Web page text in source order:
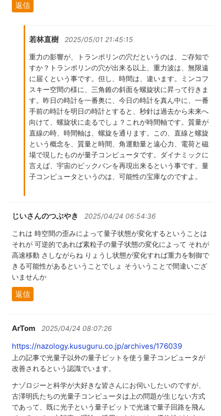
返信
若林直樹 2025/05/01 21:45:15
重力の影響が、トランポリンの穴だというのは、ご存知で
すか？トランポリンの穴が出来る以上、重力波は、無限遠
に届くという事です。但し、時間は、違います。ミンコフ
スキー空間の様に、三角錐の斜面を螺旋状に昇って行きま
す。昨日の時計を一番奥に、今日の時計を真ん中に、一番
手前の時計を明日の時計とすると、秒針は過去から未来へ
向けて、螺旋状に走るでしょ？これが時間軸です。質量が
直線の時、時間軸は、螺旋を通ります。この、直線と螺旋
という概念を、質量と時間、角運動量と遠心力、電荷と磁
場で現したものが量子コンピュータです。ダイナミックに
言えば、宇宙のビックバンを再現出来るという事です。量
子コンピュータというのは、可能性の宝庫なのですよ。
じいさんのつぶやき 2025/04/24 06:54:36
これは 時空間の歪みによって量子状態が変化するということは
それが 可逆的であれば素粒子の量子状態の変化によって それが
高速移動 さしながらね りょうし状態が変化すれば重力を制御で
きる可能性があるということでしょ そういうことで間違いござ
いませんか
返信
ArTom 2025/04/24 08:07:26
https://nazology.kusuguru.co.jp/archives/176039
上の記事で光量子以外の量子ビットを使う量子コンピュータが
改善されるという認識でいます。
ナゾロジーと科学が大好きな皆さんにお伺いしたいのですが、
古澤明氏たちの光量子コンピュータは上の問題が生じない方式
であって、既に光子という量子ビットで光速で量子回路を飛ん